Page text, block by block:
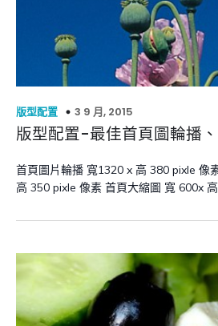
版型配置 3 9 月, 2015
版型配置-最佳首頁圖輪播
首頁圖片輪播 寬1320 x 高 380 pixle 像
高 350 pixle 像素 首頁大縮圖 寬 600x